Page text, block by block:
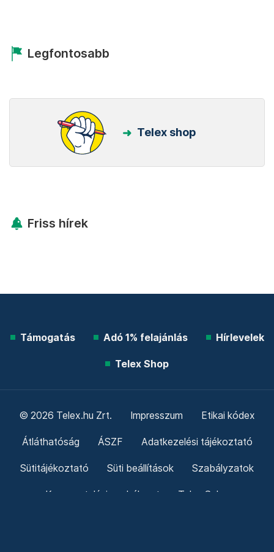
Legfontosabb
Telex shop
Friss hírek
Támogatás Adó 1% felajánlás Hírlevelek
Telex Shop
© 2026 Telex.hu Zrt. Impresszum Etikai kódex
Átláthatóság ÁSZF Adatkezelési tájékoztató
Sütitájékoztató Süti beállítások Szabályzatok
Kommentelési szabályzat Telex Sales